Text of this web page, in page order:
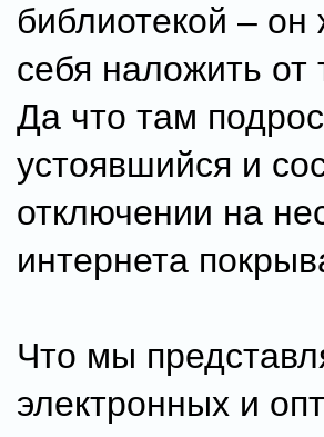
библиотекой –
себя наложить от
Да что там
устоявшийся и
отключении на
интернета
Что мы
электронных и